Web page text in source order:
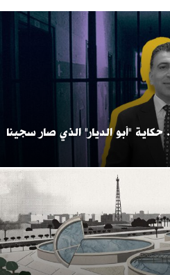
"أبو الديار" الذي صار سجينا